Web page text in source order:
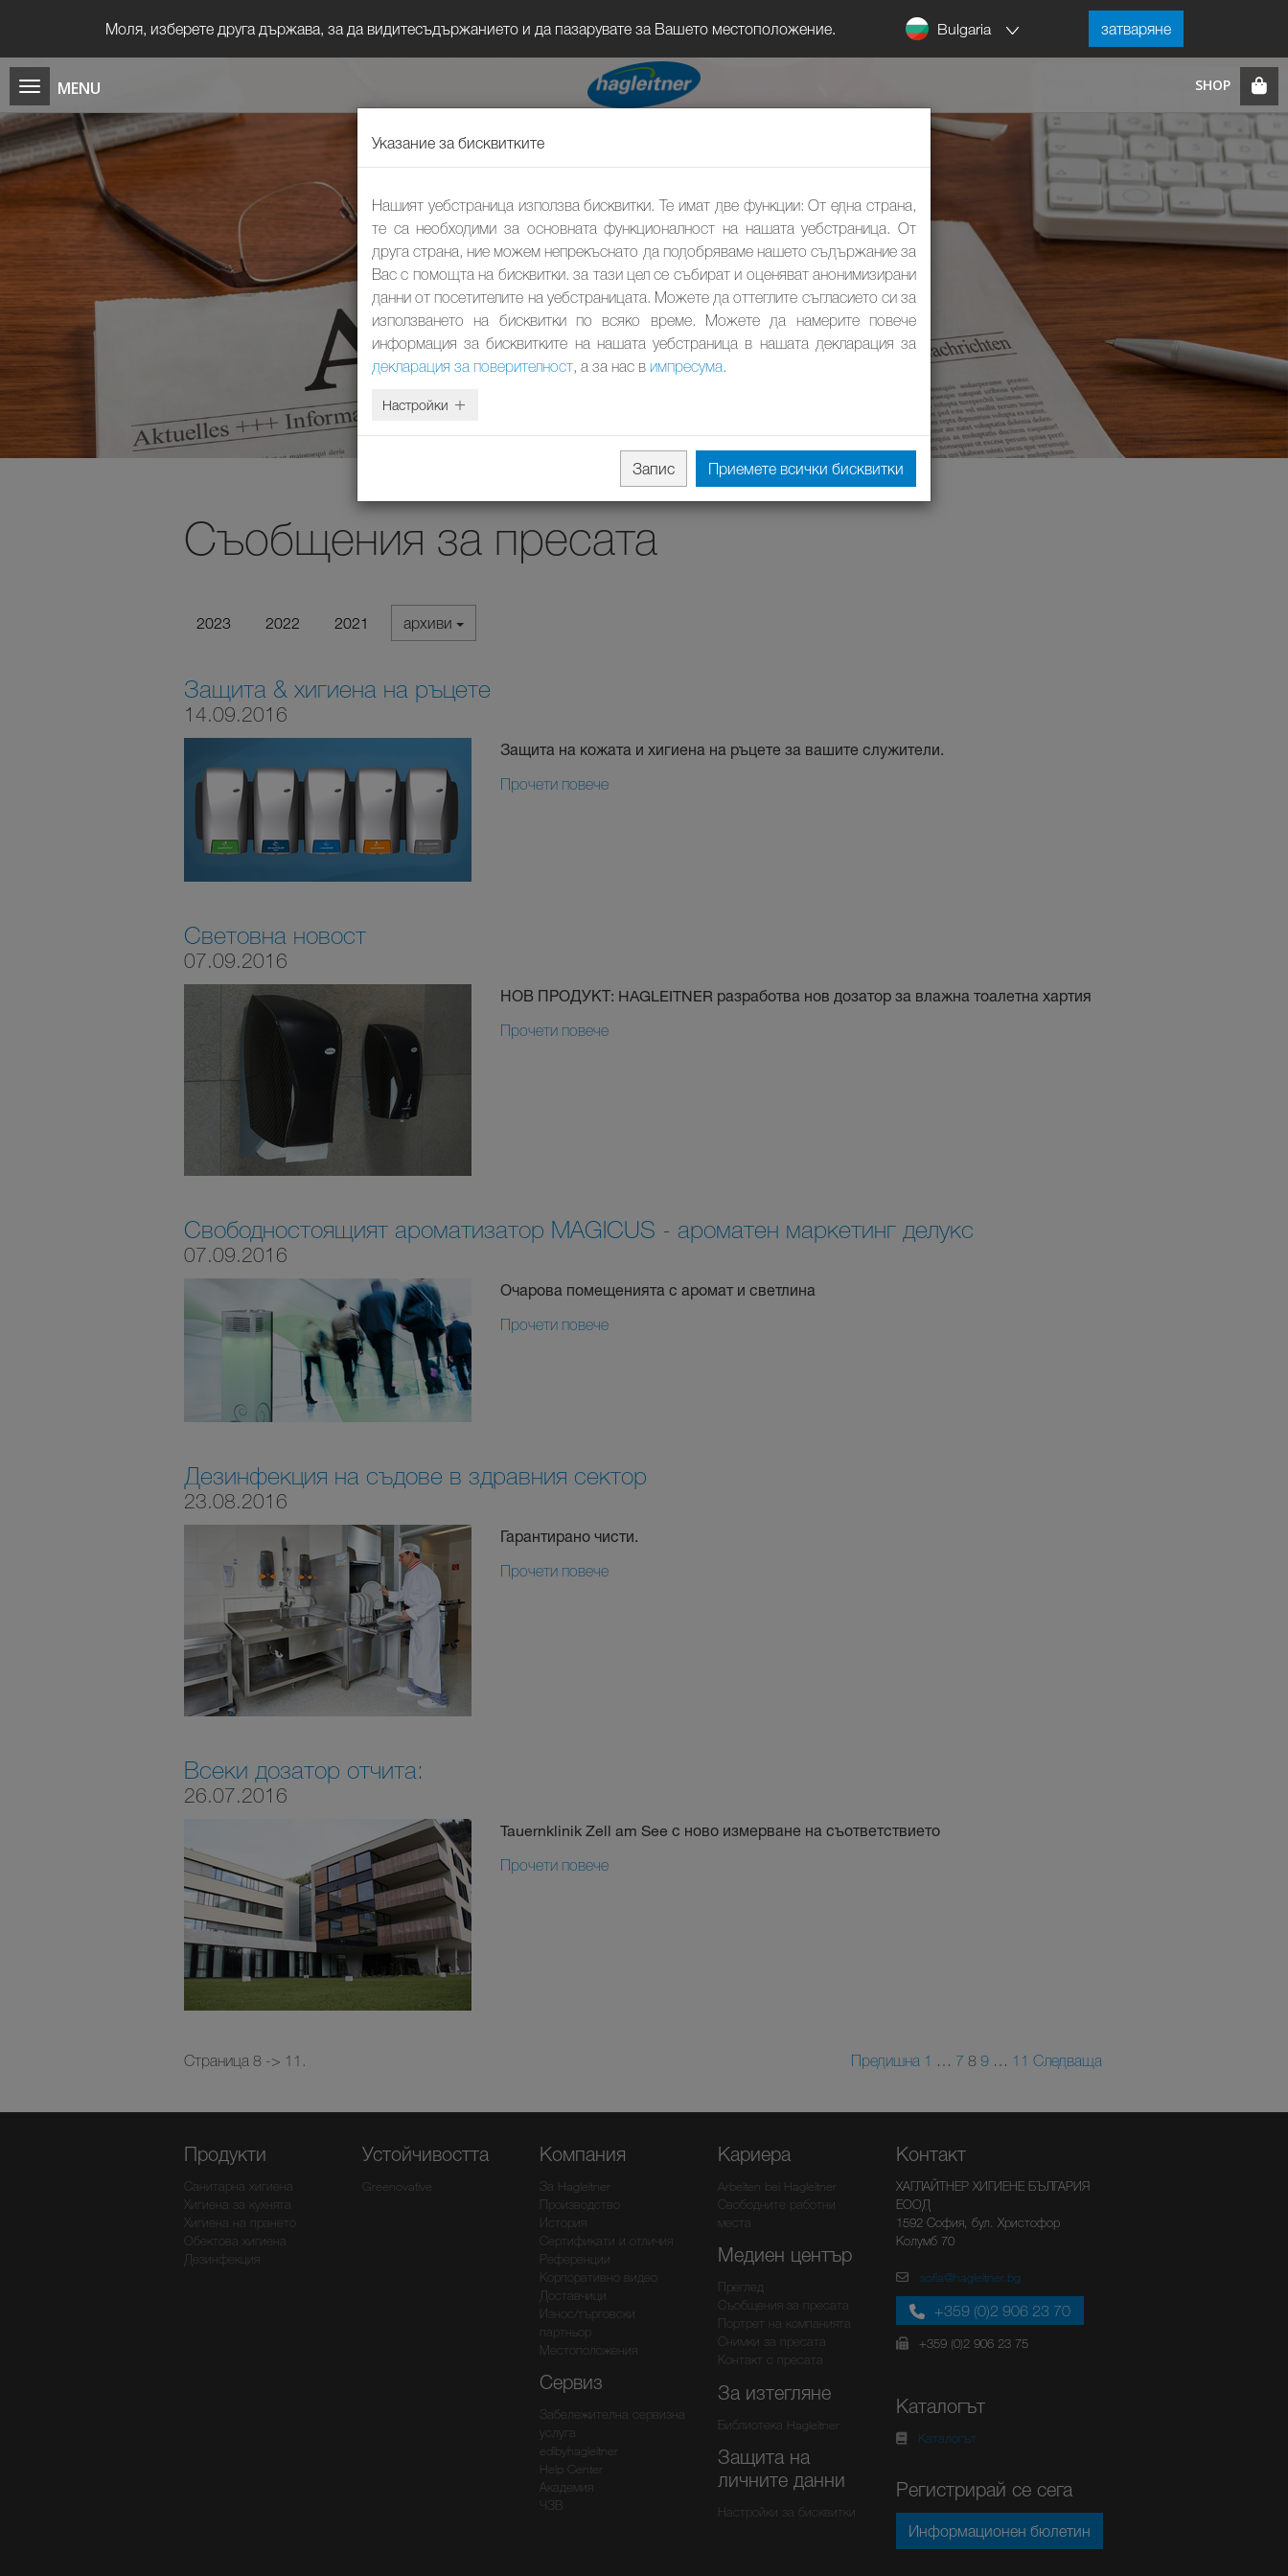
Моля, изберете друга държава, за да видитесъдържанието и да пазарувате за Вашето местоположение. Bulgaria затваряне
Съобщения за пресата
2023 2022 2021 архиви
Защита & хигиена на ръцете
14.09.2016
Защита на кожата и хигиена на ръцете за вашите служители.
Прочети повече
Световна новост
07.09.2016
НОВ ПРОДУКТ: HAGLEITNER разработва нов дозатор за влажна тоалетна хартия
Прочети повече
Свободностоящият ароматизатор MAGICUS - ароматен маркетинг делукс
07.09.2016
Очарова помещенията с аромат и светлина
Прочети повече
Дезинфекция на съдове в здравния сектор
23.08.2016
Гарантирано чисти.
Прочети повече
Всеки дозатор отчита:
26.07.2016
Tauernklinik Zell am See с ново измерване на съответствието
Прочети повече
Страница 8 -> 11. Предишна 1 … 7 8 9 … 11 Следваща
Продукти
Санитарна хигиена
Хигиена за кухнята
Хигиена на прането
Обектова хигиена
Дезинфекция
Устойчивостта
Greenovative
Компания
За Hagleitner
Производство
История
Сертификати и отличия
Референции
Корпоративно видео
Доставчици
Износ/търговски
партньор
Местоположения
Сервиз
Забележителна сервизна
услуга
edibyhagleitner
Help Center
Академия
ЧЗВ
Кариера
Arbeiten bei Hagleitner
Свободните работни
места
Медиен център
Преглед
Съобщения за пресата
Портрет на компанията
Снимки за пресата
Контакт с пресата
За изтегляне
Библиотека Hagleitner
Защита на
личните данни
Настройки за бисквитки
Контакт
ХАГЛАЙТНЕР ХИГИЕНЕ БЪЛГАРИЯ
ЕООД
1592 София, бул. Христофор
Колумб 70
sofia@hagleitner.bg
+359 (0)2 906 23 70
+359 (0)2 906 23 75
Каталогът
Каталогът
Регистрирай се сега
Информационен бюлетин
Указание за бисквитките
Нашият уебстраница използва бисквитки. Те имат две функции: От една страна,
те са необходими за основната функционалност на нашата уебстраница. От
друга страна, ние можем непрекъснато да подобряваме нашето съдържание за
Вас с помощта на бисквитки. за тази цел се събират и оценяват анонимизирани
данни от посетителите на уебстраницата. Можете да оттеглите съгласието си за
използването на бисквитки по всяко време. Можете да намерите повече
информация за бисквитките на нашата уебстраница в нашата декларация за
декларация за поверителност, а за нас в импресума.
Настройки
Запис Приемете всички бисквитки